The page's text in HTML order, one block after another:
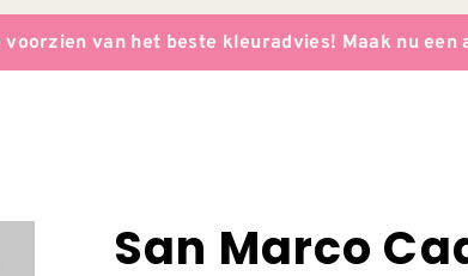
van het beste kleuradvies! Maak nu een
San Marco